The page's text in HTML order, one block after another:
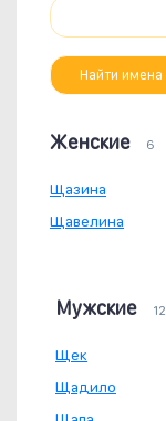
Найти имена
Женские 6
Щазина
Щавелина
Мужские 12
Щек
Щадило